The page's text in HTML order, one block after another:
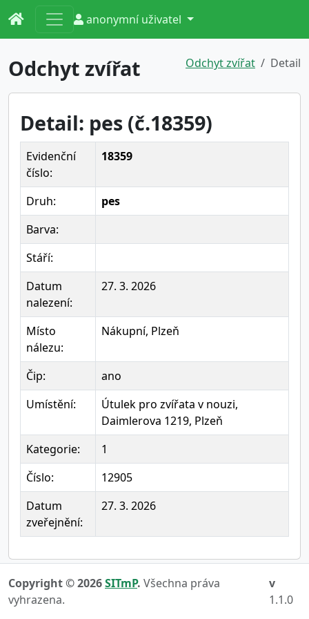
anonymní uživatel
Odchyt zvířat Odchyt zvířat Detail
Detail: pes (č.18359)
Evidenční
číslo:
18359
Druh:
pes
Barva:
Stáří:
Datum
nalezení:
27. 3. 2026
Místo
nálezu:
Nákupní, Plzeň
Čip:
ano
Umístění:
Útulek pro zvířata v nouzi,
Daimlerova 1219, Plzeň
Kategorie:
1
Číslo:
12905
Datum
zveřejnění:
27. 3. 2026
Copyright © 2026SITmP. Všechna práva
vyhrazena.
v
1.1.0